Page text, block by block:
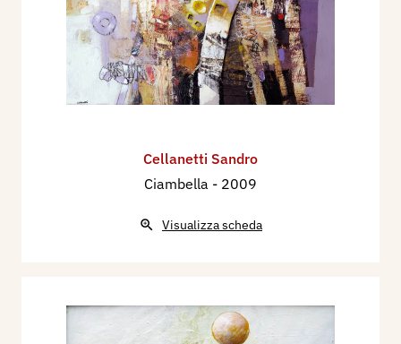
Cellanetti Sandro
Ciambella - 2009
Visualizza scheda